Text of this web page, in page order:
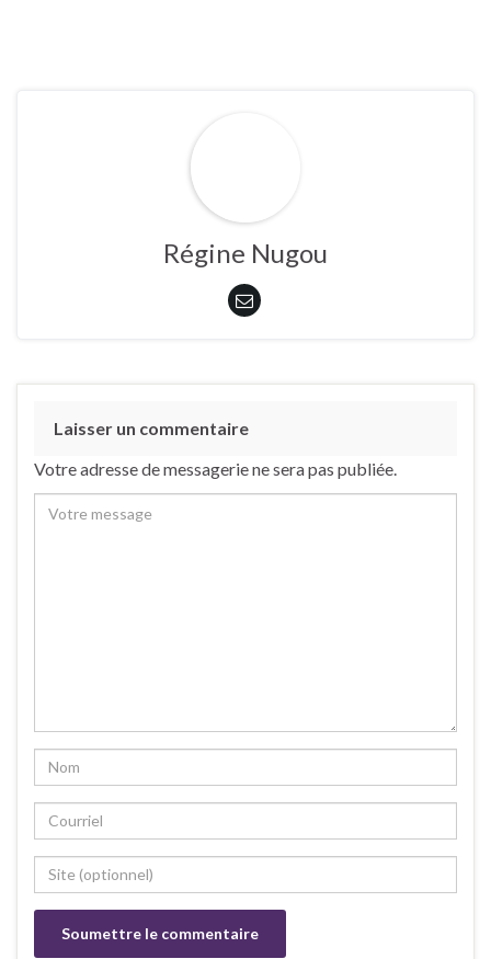
Régine Nugou
Laisser un commentaire
Votre adresse de messagerie ne sera pas publiée.